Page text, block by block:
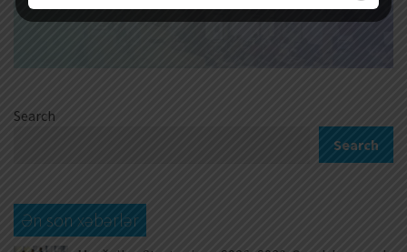
Search
Search
Ən son xəbərlər